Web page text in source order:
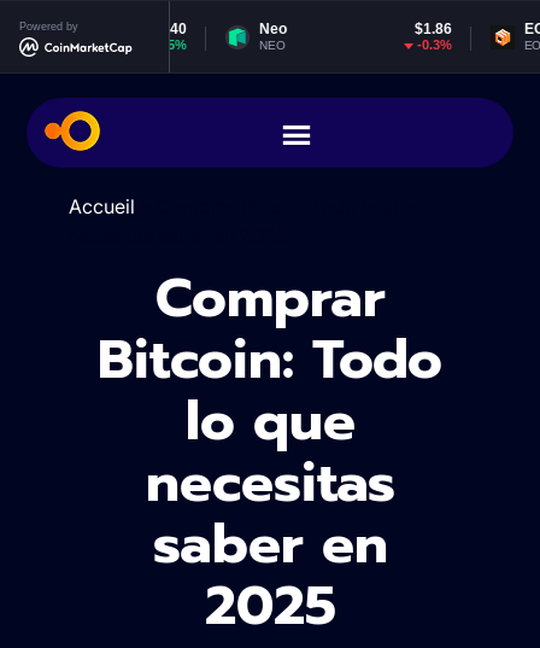
Powered by
2.05%
$1.86
NEO -0.3% EOS -
Accueil
Comprar
Bitcoin: Todo
lo que
necesitas
saber en
2025